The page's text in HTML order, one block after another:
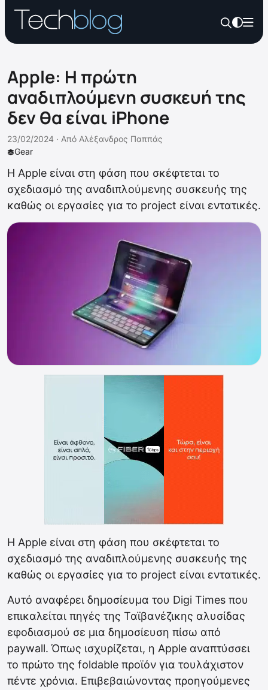
Apple: H πρώτη
αναδιπλούμενη συσκευή της
δεν θα είναι iPhone
Gear
23/02/2024 · Από Αλέξανδρος Παππάς
Η Apple είναι στη φάση που σκέφτεται το
σχεδιασμό της αναδιπλούμενης συσκευής της
καθώς οι εργασίες για το project είναι εντατικές.
Η Apple είναι στη φάση που σκέφτεται το
σχεδιασμό της αναδιπλούμενης συσκευής της
καθώς οι εργασίες για το project είναι εντατικές.
Αυτό αναφέρει δημοσίευμα του Digi Times που
επικαλείται πηγές της Ταϊβανέζικης αλυσίδας
εφοδιασμού σε μια δημοσίευση πίσω από
paywall. Όπως ισχυρίζεται, η Apple αναπτύσσει
το πρώτο της foldable προϊόν για τουλάχιστον
πέντε χρόνια. Επιβεβαιώνοντας προηγούμενες